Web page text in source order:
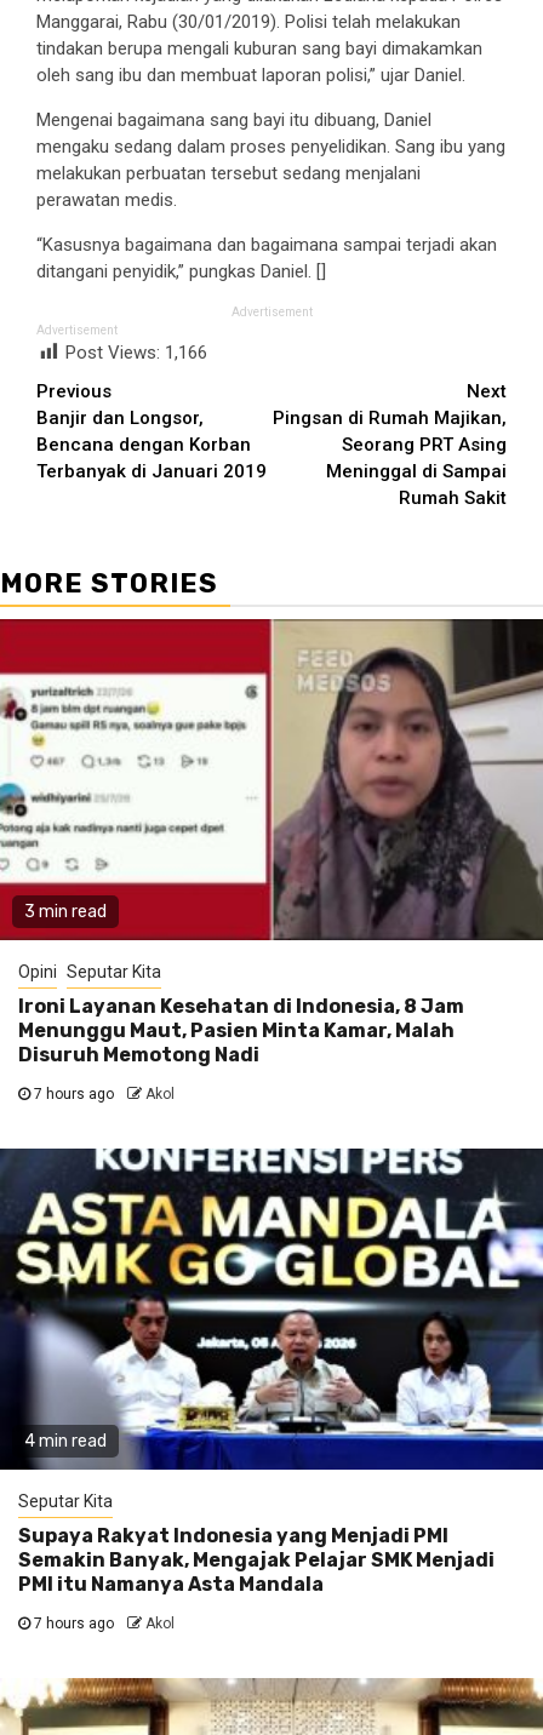
Manggarai, Rabu (30/01/2019). Polisi telah melakukan
tindakan berupa mengali kuburan sang bayi dimakamkan
oleh sang ibu dan membuat laporan polisi,” ujar Daniel.
Mengenai bagaimana sang bayi itu dibuang, Daniel
mengaku sedang dalam proses penyelidikan. Sang ibu yang
melakukan perbuatan tersebut sedang menjalani
perawatan medis.
“Kasusnya bagaimana dan bagaimana sampai terjadi akan
ditangani penyidik,” pungkas Daniel. []
Advertisement
Advertisement
Post Views: 1,166
Continue
Reading
Previous
Banjir dan Longsor,
Bencana dengan Korban
Terbanyak di Januari 2019
Next
Pingsan di Rumah Majikan,
Seorang PRT Asing
Meninggal di Sampai
Rumah Sakit
MORE STORIES
3 min read
Opini Seputar Kita
Ironi Layanan Kesehatan di Indonesia, 8 Jam
Menunggu Maut, Pasien Minta Kamar, Malah
Disuruh Memotong Nadi
7 hours ago Akol
4 min read
Seputar Kita
Supaya Rakyat Indonesia yang Menjadi PMI
Semakin Banyak, Mengajak Pelajar SMK Menjadi
PMI itu Namanya Asta Mandala
7 hours ago Akol